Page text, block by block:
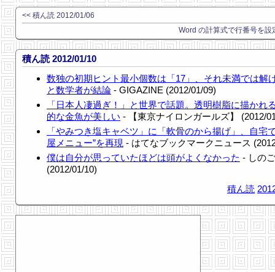
<< 積ん読 2012/01/06
Word の計算式で行番号を設
積ん読 2012/01/10
数独の初期ヒント最小個数は「17」、それ未満では解
と数学者が結論 - GIGAZINE (2012/01/09)
「日本人凄過ぎ！」と世界で話題。透明樹脂に描かれ
的な金魚が美しい - 【東京ナイロンガールズ】 (2012/
「やみつき塩キャベツ」に「軟骨のから揚げ」、自宅
屋メニュー”を再現 - はてなブックマークニュース
僕は自分が思っていたほどは頭がよくなかった - しの
(2012/01/10)
積ん読